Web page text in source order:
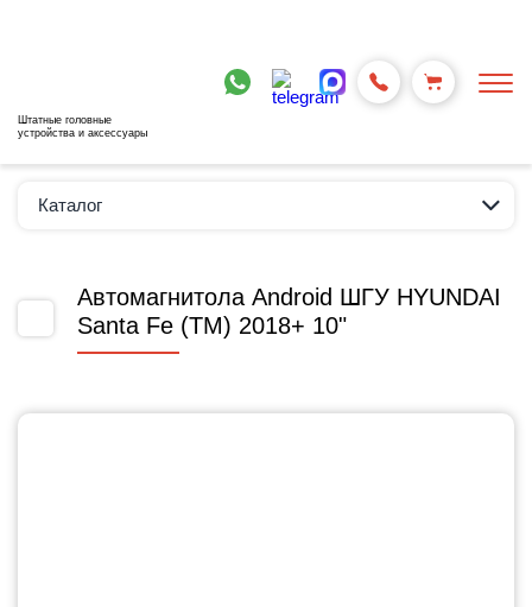
Штатные головные
устройства и аксессуары
Каталог
Автомагнитола Android ШГУ HYUNDAI
Santa Fe (TM) 2018+ 10"